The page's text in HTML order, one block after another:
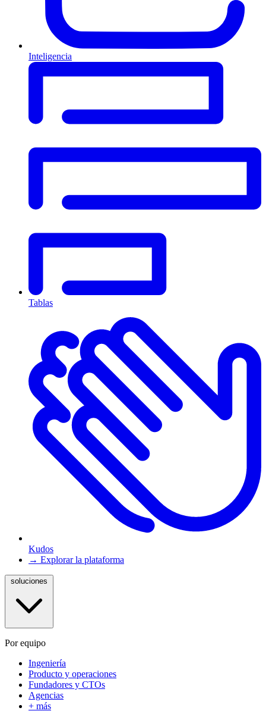
Inteligencia
Tablas
Kudos
→ Explorar la plataforma
Por equipo
Ingeniería
Producto y operaciones
Fundadores y CTOs
Agencias
+ más